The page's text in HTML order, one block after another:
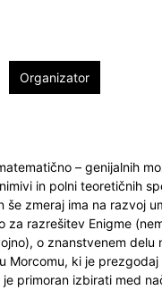
Organizator
– genijalnih
in polni teoretičnih
zmeraj ima na razvoj
za razrešitev Enigme
o znanstvenem delu
Morcomu, ki je
primoran izbirati med